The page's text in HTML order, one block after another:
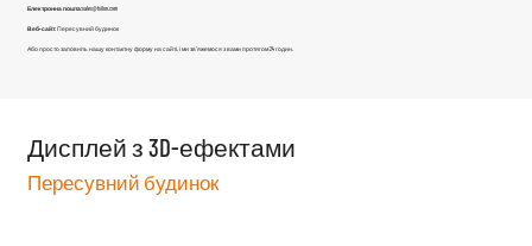
Електронна пошта:sales@fsilon.com
Веб-сайт: Пересувний будинок
Або просто заповніть нашу контактну форму на сайті, і ми зв'яжемося з вами протягом 24 годин.
Дисплей з 3D-ефектами
Пересувний будинок